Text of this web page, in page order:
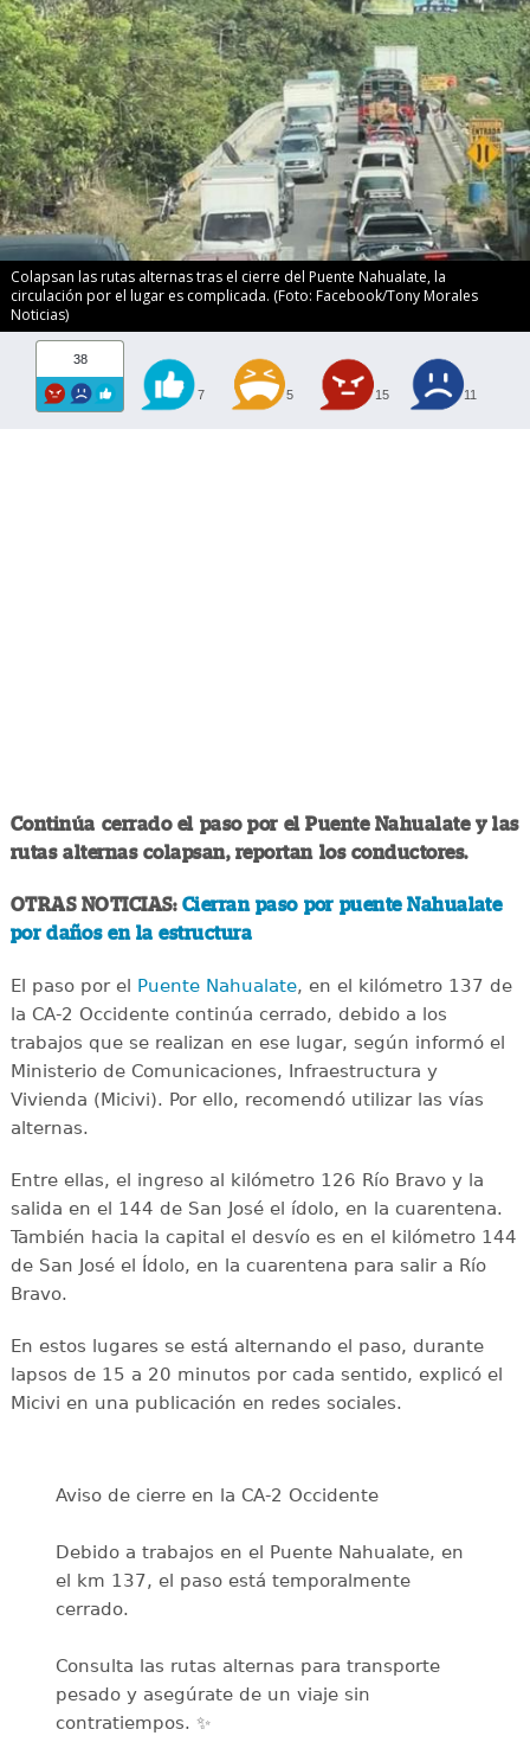
Colapsan las rutas alternas tras el cierre del Puente Nahualate, la
circulación por el lugar es complicada. (Foto: Facebook/Tony Morales
Noticias)
38
7 5 15 11
Continúa cerrado el paso por el Puente Nahualate y las
rutas alternas colapsan, reportan los conductores.
OTRAS NOTICIAS: Cierran paso por puente Nahualate
por daños en la estructura
El paso por el Puente Nahualate, en el kilómetro 137 de
la CA-2 Occidente continúa cerrado, debido a los
trabajos que se realizan en ese lugar, según informó el
Ministerio de Comunicaciones, Infraestructura y
Vivienda (Micivi). Por ello, recomendó utilizar las vías
alternas.
Entre ellas, el ingreso al kilómetro 126 Río Bravo y la
salida en el 144 de San José el ídolo, en la cuarentena.
También hacia la capital el desvío es en el kilómetro 144
de San José el Ídolo, en la cuarentena para salir a Río
Bravo.
En estos lugares se está alternando el paso, durante
lapsos de 15 a 20 minutos por cada sentido, explicó el
Micivi en una publicación en redes sociales.
Aviso de cierre en la CA-2 Occidente
Debido a trabajos en el Puente Nahualate, en
el km 137, el paso está temporalmente
cerrado.
Consulta las rutas alternas para transporte
pesado y asegúrate de un viaje sin
contratiempos. ✨